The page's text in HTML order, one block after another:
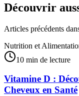
Découvrir
Articles précédents
Nutrition et
10 min de lecture
Vitamine D :
Cheveux en Santé